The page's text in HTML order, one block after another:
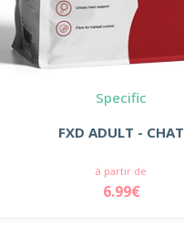
Specific
FXD ADULT - CHAT
à partir de
6.99€